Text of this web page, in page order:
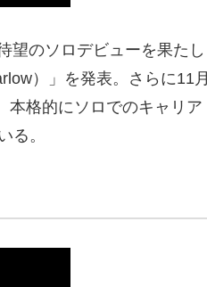
望のソロデビューを果たし
）」を発表。さらに11月
本格的にソロでのキャリア
る。